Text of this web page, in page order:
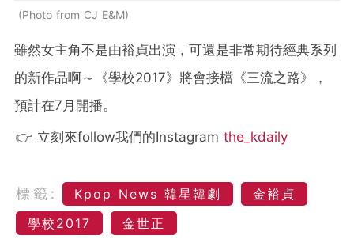
Photo from CJ E&M
雖然女主角不是由裕貞出演，可還是非常期待經典系列
的新作品啊～《學校2017》將會接檔《三流之路》，
預計在7月開播。
👉 立刻來follow我們的Instagram the_kdaily
標籤: Kpop News 韓星韓劇
金裕貞
學校2017
金世正